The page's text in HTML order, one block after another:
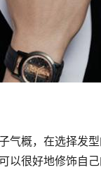
气概，在选择发
以很好地修饰自